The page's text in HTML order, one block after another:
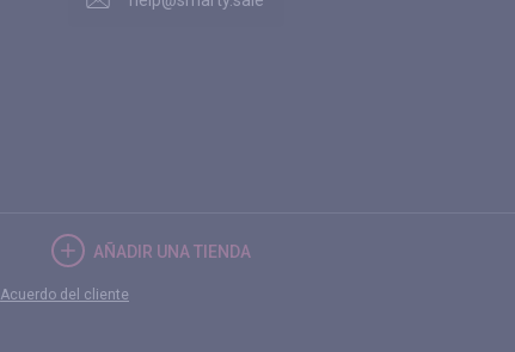
AÑADIR UNA TIENDA
Acuerdo del cliente